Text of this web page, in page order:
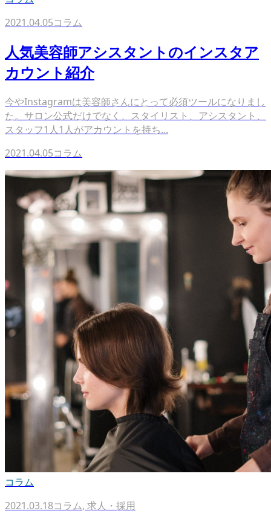
2021.04.05コラム
人気美容師アシスタントのインスタア
カウント紹介
今やInstagramは美容師さんにとって必須ツールになりまし
た。サロン公式だけでなく、スタイリスト、アシスタント、
スタッフ1人1人がアカウントを持ち...
2021.04.05コラム
コラム
2021.03.18コラム, 求人・採用